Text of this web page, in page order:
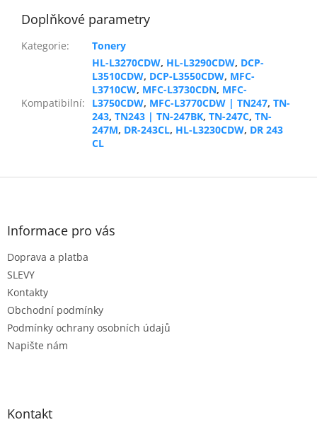
Doplňkové parametry
Kategorie: Tonery
Kompatibilní:
HL-L3270CDW, HL-L3290CDW, DCP-
L3510CDW, DCP-L3550CDW, MFC-
L3710CW, MFC-L3730CDN, MFC-
L3750CDW, MFC-L3770CDW | TN247, TN-
243, TN243 | TN-247BK, TN-247C, TN-
247M, DR-243CL, HL-L3230CDW, DR 243
CL
Z
Informace pro vás
Doprava a platba
SLEVY
Kontakty
Obchodní podmínky
Podmínky ochrany osobních údajů
Napište nám
Kontakt